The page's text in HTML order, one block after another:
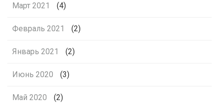
Март 2021 (4)
Февраль 2021 (2)
Январь 2021 (2)
Июнь 2020 (3)
Май 2020 (2)